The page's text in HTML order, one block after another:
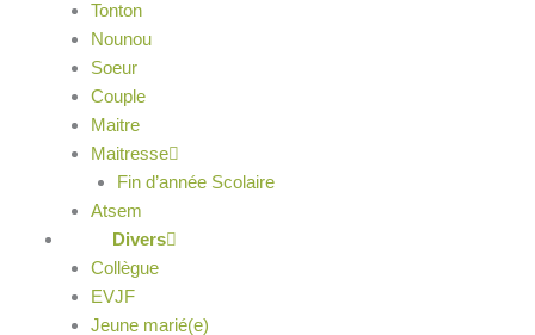
Tonton
Nounou
Soeur
Couple
Maitre
Maitresse
Fin d’année Scolaire
Atsem
Divers
Collègue
EVJF
Jeune marié(e)